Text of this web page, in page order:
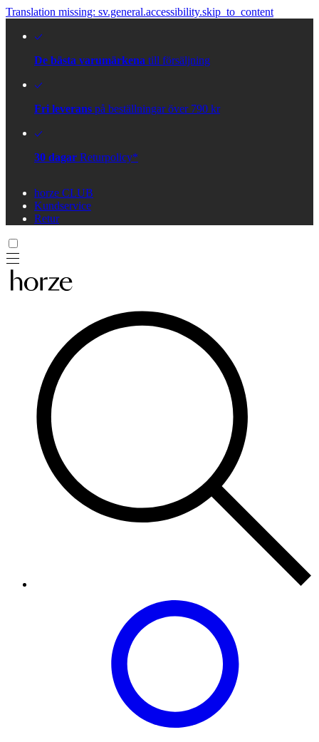
Translation missing: sv.general.accessibility.skip_to_content
De bästa varumärkena till försäljning
Fri leverans på beställningar över 790 kr
30 dagar Returpolicy*
horze CLUB
Kundservice
Retur